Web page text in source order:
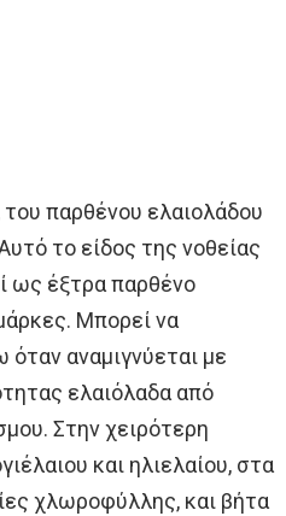
του παρθένου ελαιολάδου
το είδος της νοθείας
ως έξτρα παρθένο
Μπορεί να
αναμιγνύεται με
ελαιόλαδα από
Στην χειρότερη
και ηλιελαίου, στα
χλωροφύλλης, και βήτα